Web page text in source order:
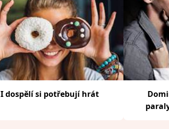
I dospělí si potřebují hrát